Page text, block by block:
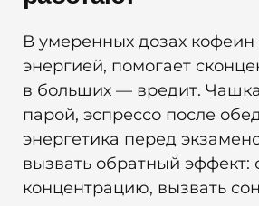
В умеренных дозах
энергией, помогает
в больших — вредит.
парой, эспрессо после
энергетика перед
вызвать обратный эффект:
концентрацию, вызвать